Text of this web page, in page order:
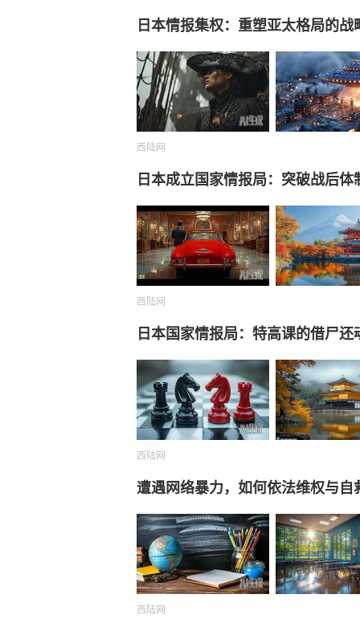
日本情报集权：重塑亚太格局的战
西陆网
日本成立国家情报局：突破战后体
西陆网
日本国家情报局：特高课的借尸还
西陆网
遭遇网络暴力，如何依法维权与自
西陆网